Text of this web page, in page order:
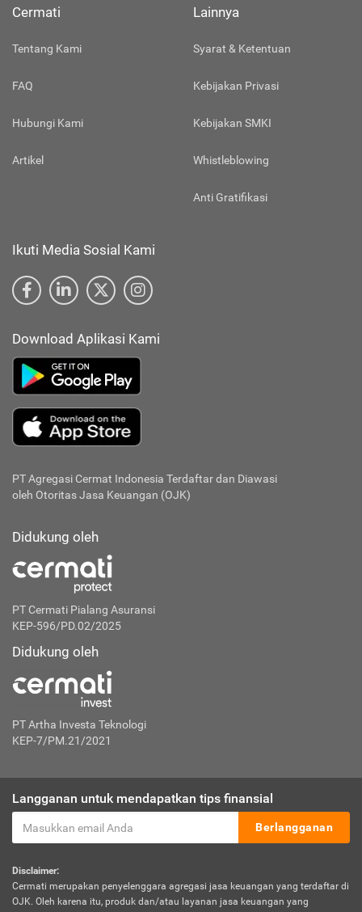
Cermati
Tentang Kami
FAQ
Hubungi Kami
Artikel
Lainnya
Syarat & Ketentuan
Kebijakan Privasi
Kebijakan SMKI
Whistleblowing
Anti Gratifikasi
Ikuti Media Sosial Kami
Download Aplikasi Kami
PT Agregasi Cermat Indonesia Terdaftar dan Diawasi
oleh Otoritas Jasa Keuangan (OJK)
Didukung oleh
PT Cermati Pialang Asuransi
KEP-596/PD.02/2025
Didukung oleh
PT Artha Investa Teknologi
KEP-7/PM.21/2021
Langganan untuk mendapatkan tips finansial
Berlangganan
Disclaimer:
Cermati merupakan penyelenggara agregasi jasa keuangan yang terdaftar di
OJK. Oleh karena itu, produk dan/atau layanan jasa keuangan yang